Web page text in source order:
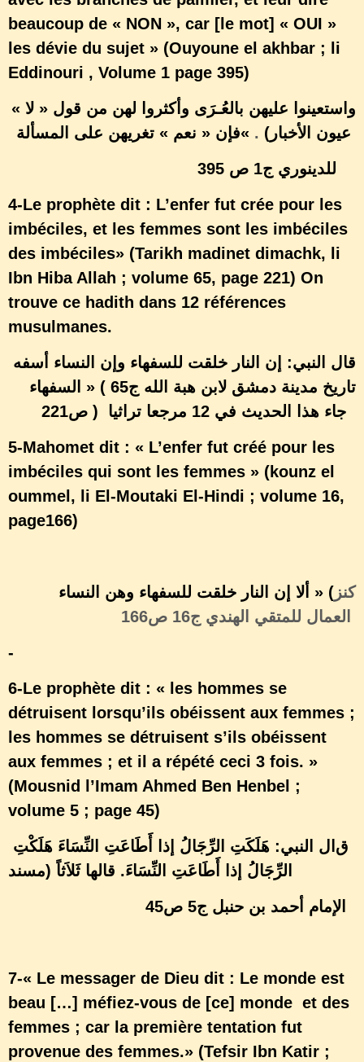
beaucoup de « NON », car [le mot] « OUI »
les dévie du sujet » (Ouyoune el akhbar ; li
Eddinouri , Volume 1 page 395)
واستعينوا عليهن بالعُـرَى وأكثروا لهن من قول « لا »
فإن « نعم » تغريهن على المسألة« .
للدينوري ج1 ص 395
4-Le prophète dit : L’enfer fut crée pour les
imbéciles, et les femmes sont les imbéciles
des imbéciles» (Tarikh madinet dimachk, li
Ibn Hiba Allah ; volume 65, page 221) On
trouve ce hadith dans 12 références
musulmanes.
قال النبي: إن النار خلقت للسفهاء وإن النساء أسفه
السفهاء
» ( تاريخ مدينة دمشق لابن هبة الله ج65
5-Mahomet dit : « L’enfer fut créé pour les
imbéciles qui sont les femmes » (kounz el
oummel, li El-Moutaki El-Hindi ; volume 16,
page166)
ألا إن النار خلقت للسفهاء وهن النساء » ( كنز
العمال للمتقي الهندي ج16 ص166
-
6-Le prophète dit : « les hommes se
détruisent lorsqu’ils obéissent aux femmes ;
les hommes se détruisent s’ils obéissent
aux femmes ; et il a répété ceci 3 fois. »
(Mousnid l’Imam Ahmed Ben Henbel ;
volume 5 ; page 45)
ق ال النبي: هَلَكَتِ الرِّجَالُ إذا أَطَاعَتِ النِّسَاءَ هَلَكْتِ
الإمام أحمد بن حنبل ج5 ص45
7-« Le messager de Dieu dit : Le monde est
beau […] méfiez-vous de [ce] monde et des
femmes ; car la première tentation fut
provenue des femmes.» (Tefsir Ibn Katir ;